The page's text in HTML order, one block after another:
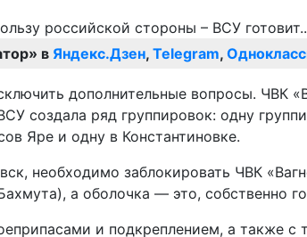
в Яндекс.Дзен, Telegram,
дополнительные вопросы. ЧВК
создала ряд группировок: одну
Яре и одну в Константиновке.
необходимо заблокировать ЧВК
а оболочка — это, собственно
и подкреплением, а также